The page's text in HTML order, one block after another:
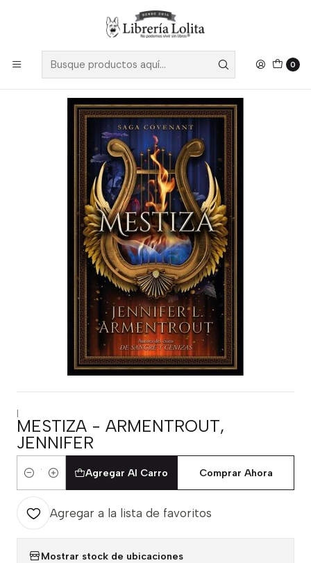
0
Despacho a todo Chile
|
MESTIZA - ARMENTROUT,
JENNIFER
Cantidad
Agregar Al Carro Comprar Ahora
Agregar a la lista de favoritos
Mostrar stock de ubicaciones